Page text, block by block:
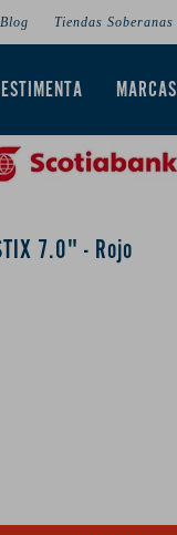
MARCAS
Blog Tiendas Soberanas
7.0" - Rojo